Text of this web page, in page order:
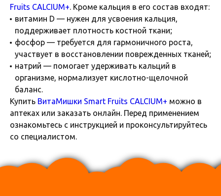
Fruits CALCIUM+. Кроме кальция в его состав входят:
витамин D — нужен для усвоения кальция,
поддерживает плотность костной ткани;
фосфор — требуется для гармоничного роста,
участвует в восстановлении поврежденных тканей;
натрий — помогает удерживать кальций в
организме, нормализует кислотно-щелочной
баланс.
Купить ВитаМишки Smart Fruits CALCIUM+ можно в
аптеках или заказать онлайн. Перед применением
ознакомьтесь с инструкцией и проконсультируйтесь
со специалистом.